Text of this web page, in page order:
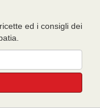
ed i consigli dei